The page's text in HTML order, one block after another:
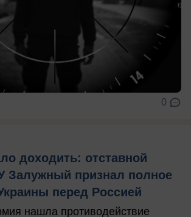
0
доходить: отставной
Залужный признал полное
перед Россией
нашла противодействие